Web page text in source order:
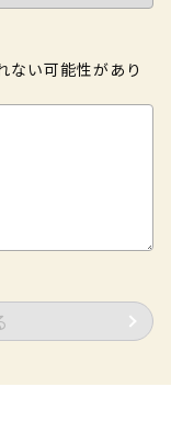
ない可能性があり